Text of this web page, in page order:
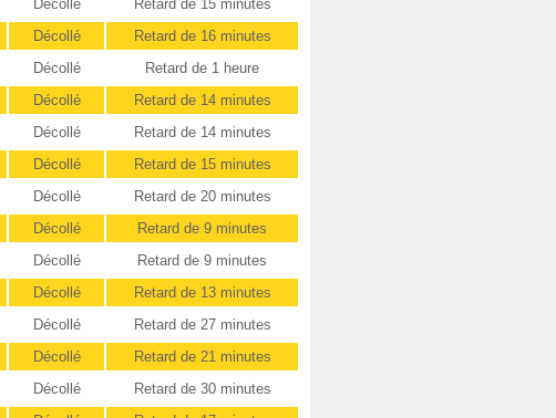
Décollé
Retard de 15 minutes
Décollé
Retard de 16 minutes
Décollé
Retard de 1 heure
Décollé
Retard de 14 minutes
Décollé
Retard de 14 minutes
Décollé
Retard de 15 minutes
Décollé
Retard de 20 minutes
Décollé
Retard de 9 minutes
Décollé
Retard de 9 minutes
Décollé
Retard de 13 minutes
Décollé
Retard de 27 minutes
Décollé
Retard de 21 minutes
Décollé
Retard de 30 minutes